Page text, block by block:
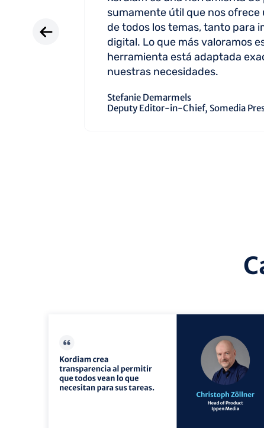
sumamente útil que nos ofrece
de todos los temas, tanto para
digital. Lo que más valoramos
herramienta está adaptada
nuestras necesidades.
Stefanie Demarmels
Deputy Editor-in-Chief, Somedia